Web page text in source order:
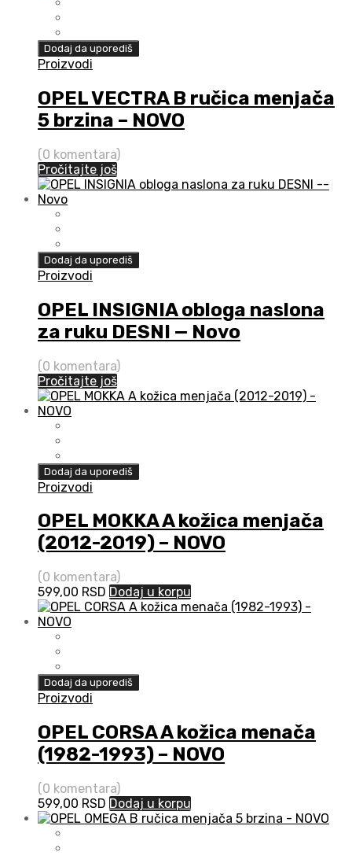
Dodaj da uporediš
Proizvodi
OPEL VECTRA B ručica menjača
5 brzina – NOVO
(0 komentara)
Pročitajte još
Dodaj da uporediš
Proizvodi
OPEL INSIGNIA obloga naslona
za ruku DESNI — Novo
(0 komentara)
Pročitajte još
Dodaj da uporediš
Proizvodi
OPEL MOKKA A kožica menjača
(2012-2019) – NOVO
(0 komentara)
599,00 RSD Dodaj u korpu
Dodaj da uporediš
Proizvodi
OPEL CORSA A kožica menača
(1982-1993) – NOVO
(0 komentara)
599,00 RSD Dodaj u korpu